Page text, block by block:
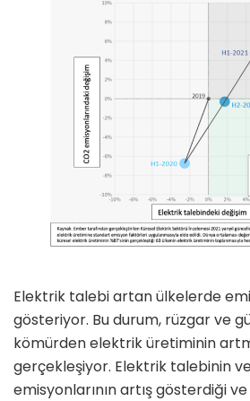
Elektrik talebi artan ülkelerde
gösteriyor. Bu durum, rüzgar ve
kömürden elektrik üretiminin
gerçekleşiyor. Elektrik talebinin
emisyonlarının artış gösterdiği